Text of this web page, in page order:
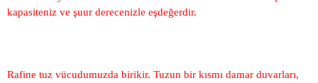
kapasiteniz ve şuur derecenizle eşdeğerdir.
Rafine tuz vücudumuzda birikir. Tuzun bir kısmı damar duvarları,